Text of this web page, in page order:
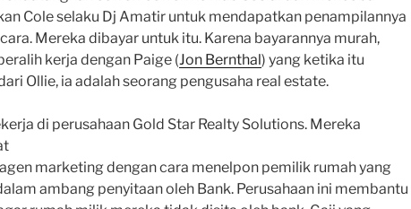
Cole selaku Dj Amatir untuk mendapatkan penampilannya
Mereka dibayar untuk itu. Karena bayarannya murah,
kerja dengan Paige (Jon Bernthal) yang ketika itu
Ollie, ia adalah seorang pengusaha real estate.
di perusahaan Gold Star Realty Solutions. Mereka
marketing dengan cara menelpon pemilik rumah yang
ambang penyitaan oleh Bank. Perusahaan ini membantu